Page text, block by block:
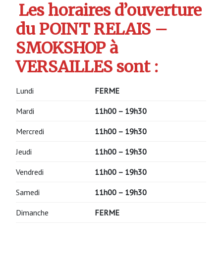
Les horaires d’ouverture
du POINT RELAIS –
SMOKSHOP à
VERSAILLES sont :
Lundi FERME
Mardi 11h00 – 19h30
Mercredi 11h00 – 19h30
Jeudi 11h00 – 19h30
Vendredi 11h00 – 19h30
Samedi 11h00 – 19h30
Dimanche FERME